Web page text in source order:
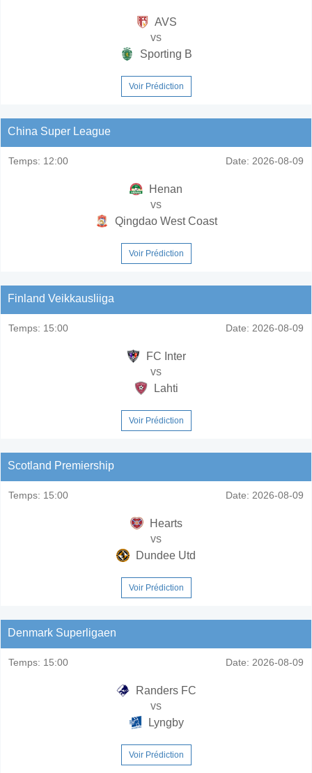
AVS
vs
Sporting B
Voir Prédiction
China Super League
Temps: 12:00 Date: 2026-08-09
Henan
vs
Qingdao West Coast
Voir Prédiction
Finland Veikkausliiga
Temps: 15:00 Date: 2026-08-09
FC Inter
vs
Lahti
Voir Prédiction
Scotland Premiership
Temps: 15:00 Date: 2026-08-09
Hearts
vs
Dundee Utd
Voir Prédiction
Denmark Superligaen
Temps: 15:00 Date: 2026-08-09
Randers FC
vs
Lyngby
Voir Prédiction